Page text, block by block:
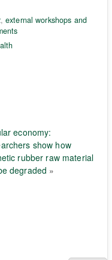
, external workshops and
economy:
show how
rubber raw material
degraded »